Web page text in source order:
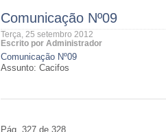
Comunicação Nº09
Terça, 25 setembro 2012
Escrito por Administrador
Comunicação Nº09
Assunto: Cacifos
Pág. 327 de 328